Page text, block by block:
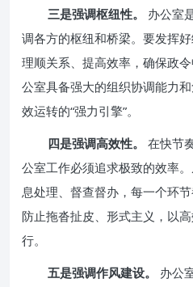
三是强调枢纽性。
办公室
调各方的枢纽和桥梁。要发挥好
理顺关系、提高效率，确保政
公室具备强大的组织协调能力
效运转的“强力引擎”。
四是强调高效性。
在快节
公室工作必须追求极致的效率
息处理、督查督办，每一个环
防止拖沓扯皮、形式主义，以
行。
五是强调作风建设。
办公